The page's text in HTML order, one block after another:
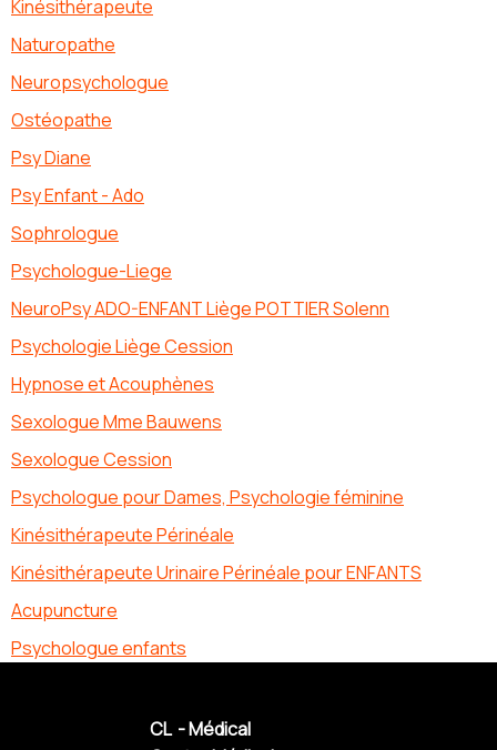
Kinésithérapeute
Naturopathe
Neuropsychologue
Ostéopathe
Psy Diane
Psy Enfant - Ado
Sophrologue
Psychologue-Liege
NeuroPsy ADO-ENFANT Liège POTTIER Solenn
Psychologie Liège Cession
Hypnose et Acouphènes
Sexologue Mme Bauwens
Sexologue Cession
Psychologue pour Dames, Psychologie féminine
Kinésithérapeute Périnéale
Kinésithérapeute Urinaire Périnéale pour ENFANTS
Acupuncture
Psychologue enfants
CL - Médical